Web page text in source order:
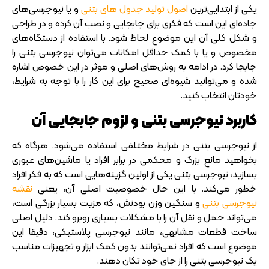
یکی از ابتدایی‌تریناصول تولید جدول های بتنیو یا نیوجرسی‌های
جاده‌ای این است که فکری برای جابجایی و نصب آن کرده و در طراحی
و شکل کلی آن این موضوع لحاظ شود. با استفاده از دستگاه‌های
مخصوص و یا با کمک حداقل امکانات می‌توان نیوجرسی بتنی را
جابجا کرد. در ادامه به روش‌های اصلی و موثر در این خصوص اشاره
شده و می‌توانید شیوه‌ای صحیح برای این کار را با توجه به شرایط،
خودتان انتخاب کنید.
کاربرد نیوجرسی بتنی و لزوم جابجایی آن
از نیوجرسی بتنی در شرایط مختلفی استفاده می‌شود. هرگاه که
بخواهید مانع بزرگ و محکمی در برابر افراد یا ماشین‌های عبوری
بسازید، نیوجرسی بتنی یکی از اولین گزینه‌هایی است که به فکر افراد
خطور می‌کند. با این حال خصوصیت اصلی آن، یعنی نقشه
نیوجرسی بتنیو سنگین وزن بودنش، که مزیت بسیار بزرگی است،
می‌تواند حمل و نقل آن را با مشکلات بسیاری روبرو کند. دلیل اصلی
ساخت قطعات مشابهی، مانند نیوجرسی پلاستیکی، دقیقا این
موضوع است که افراد نمی‌توانند بدون کمک ابزار و تجهیزات مناسب
یک نیوجرسی بتنی را از جای خود تکان دهند.